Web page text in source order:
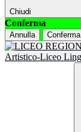
Chiudi
Conferma
Annulla Conferma